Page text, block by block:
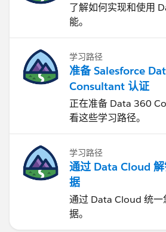
了解如何实现和使用
能。
学习路径
准备 Salesforce
Consultant 认证
正在准备 Data 360
看这些学习路径。
学习路径
通过 Data Cloud
据
通过 Data Cloud 统一
据。